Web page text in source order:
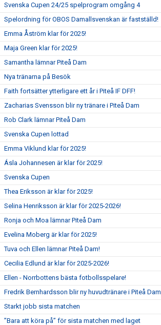
Svenska Cupen 24/25 spelprogram omgång 4
Spelordning för OBOS Damallsvenskan är fastställd!
Emma Åström klar för 2025!
Maja Green klar för 2025!
Samantha lämnar Piteå Dam
Nya tränarna på Besök
Faith fortsätter ytterligare ett år i Piteå IF DFF!
Zacharias Svensson blir ny tränare i Piteå Dam
Rob Clark lämnar Piteå Dam
Svenska Cupen lottad
Emma Viklund klar för 2025!
Ásla Johannesen är klar för 2025!
Svenska Cupen
Thea Eriksson är klar för 2025!
Selina Henriksson är klar för 2025-2026!
Ronja och Moa lämnar Piteå Dam
Evelina Moberg är klar för 2025!
Tuva och Ellen lämnar Piteå Dam!
Cecilia Edlund är klar för 2025-2026!
Ellen - Norrbottens bästa fotbollsspelare!
Fredrik Bernhardsson blir ny huvudtränare i Piteå Dam
Starkt jobb sista matchen
”Bara att köra på” för sista matchen med laget